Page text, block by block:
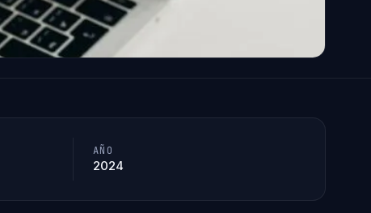
AÑO
2024